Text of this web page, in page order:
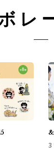
レ
3